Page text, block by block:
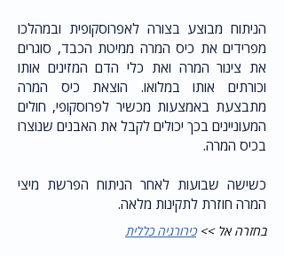
הניתוח מבוצע בצורה לאפרוסקופית ובמהלכו
מפרידים את כיס המרה ממיטת הכבד, סוגרים
את צינור המרה ואת כלי הדם המזינים אותו
וכורתים אותו במלואו. הוצאת כיס המרה
מתבצעת באמצעות מכשיר לפרוסקופי, חולים
המעוניינים בכך יכולים לקבל את האבנים שנוצרו
בכיס המרה.
כשישה שבועות לאחר הניתוח הפרשת מיצי
המרה חוזרת לתקינות מלאה.
בחזרה אל >>כירורגיה כללית